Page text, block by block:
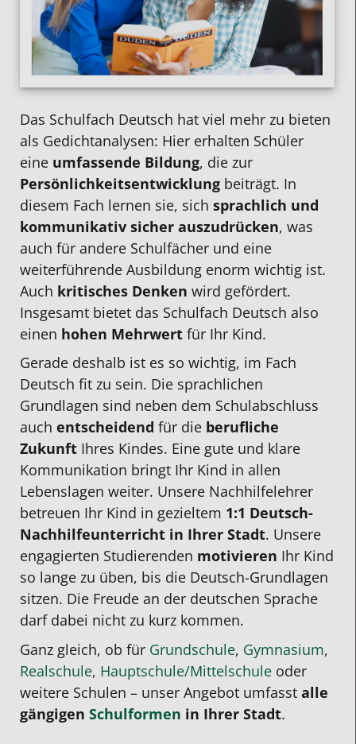
Das Schulfach Deutsch hat viel mehr zu bieten
als Gedichtanalysen: Hier erhalten Schüler
eine umfassende Bildung, die zur
Persönlichkeitsentwicklung beiträgt. In
diesem Fach lernen sie, sich sprachlich und
kommunikativ sicher auszudrücken, was
auch für andere Schulfächer und eine
weiterführende Ausbildung enorm wichtig ist.
Auch kritisches Denken wird gefördert.
Insgesamt bietet das Schulfach Deutsch also
einen hohen Mehrwert für Ihr Kind.
Gerade deshalb ist es so wichtig, im Fach
Deutsch fit zu sein. Die sprachlichen
Grundlagen sind neben dem Schulabschluss
auch entscheidend für die berufliche
Zukunft Ihres Kindes. Eine gute und klare
Kommunikation bringt Ihr Kind in allen
Lebenslagen weiter. Unsere Nachhilfelehrer
betreuen Ihr Kind in gezieltem 1:1 Deutsch-
Nachhilfeunterricht in Ihrer Stadt. Unsere
engagierten Studierenden motivieren Ihr Kind
so lange zu üben, bis die Deutsch-Grundlagen
sitzen. Die Freude an der deutschen Sprache
darf dabei nicht zu kurz kommen.
Ganz gleich, ob für Grundschule, Gymnasium,
Realschule, Hauptschule/Mittelschule oder
weitere Schulen – unser Angebot umfasst alle
gängigen Schulformen in Ihrer Stadt.